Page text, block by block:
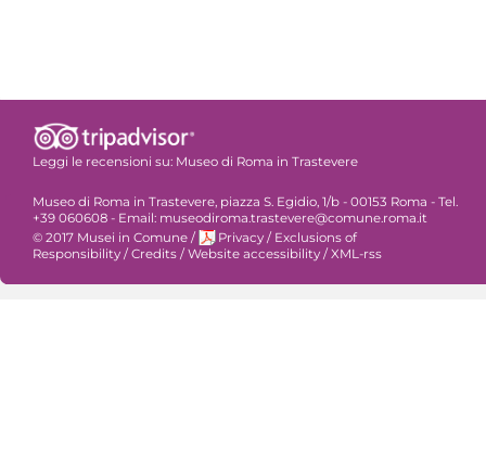
Leggi le recensioni su: Museo di Roma in Trastevere
Museo di Roma in Trastevere, piazza S. Egidio, 1/b - 00153 Roma - Tel.
+39 060608 - Email: museodiroma.trastevere@comune.roma.it
© 2017 Musei in Comune / Privacy / Exclusions of
Responsibility / Credits / Website accessibility / XML-rss